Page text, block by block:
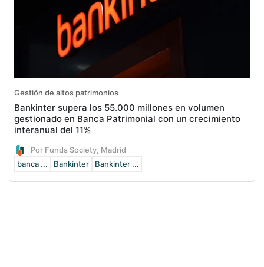
Gestión de altos patrimonios
Bankinter supera los 55.000 millones en volumen
gestionado en Banca Patrimonial con un crecimiento
interanual del 11%
Por Funds Society, Madrid
banca ...
Bankinter Bankinter ...